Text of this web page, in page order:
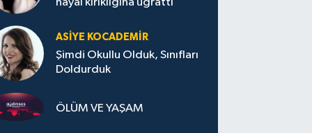
ASIYE KOCADEMİR
Şimdi Okullu Olduk, Sınıfları
Doldurduk
ÖLÜM VE YAŞAM